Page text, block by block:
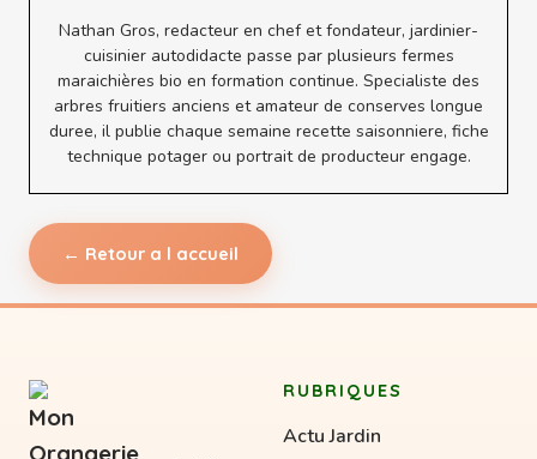
Nathan Gros, redacteur en chef et fondateur, jardinier-
cuisinier autodidacte passe par plusieurs fermes
maraichières bio en formation continue. Specialiste des
arbres fruitiers anciens et amateur de conserves longue
duree, il publie chaque semaine recette saisonniere, fiche
technique potager ou portrait de producteur engage.
← Retour a l accueil
RUBRIQUES
Actu Jardin